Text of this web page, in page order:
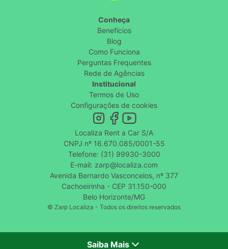
Conheça
Benefícios
Blog
Como Funciona
Perguntas Frequentes
Rede de Agências
Institucional
Termos de Uso
Configurações de cookies
Localiza Rent a Car S/A
CNPJ nº 16.670.085/0001-55
Telefone: (31) 99930-3000
E-mail: zarp@localiza.com
Avenida Bernardo Vasconcelos, nº 377
Cachoeirinha - CEP 31.150-000
Belo Horizonte/MG
© Zarp Localiza - Todos os direitos reservados
Saiba Mais